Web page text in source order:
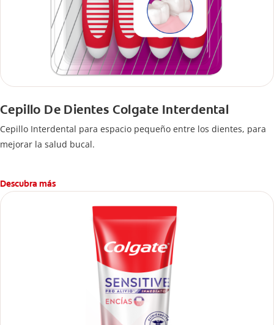
Cepillo De Dientes Colgate Interdental
Cepillo Interdental para espacio pequeño entre los dientes, para
mejorar la salud bucal.
Descubra más